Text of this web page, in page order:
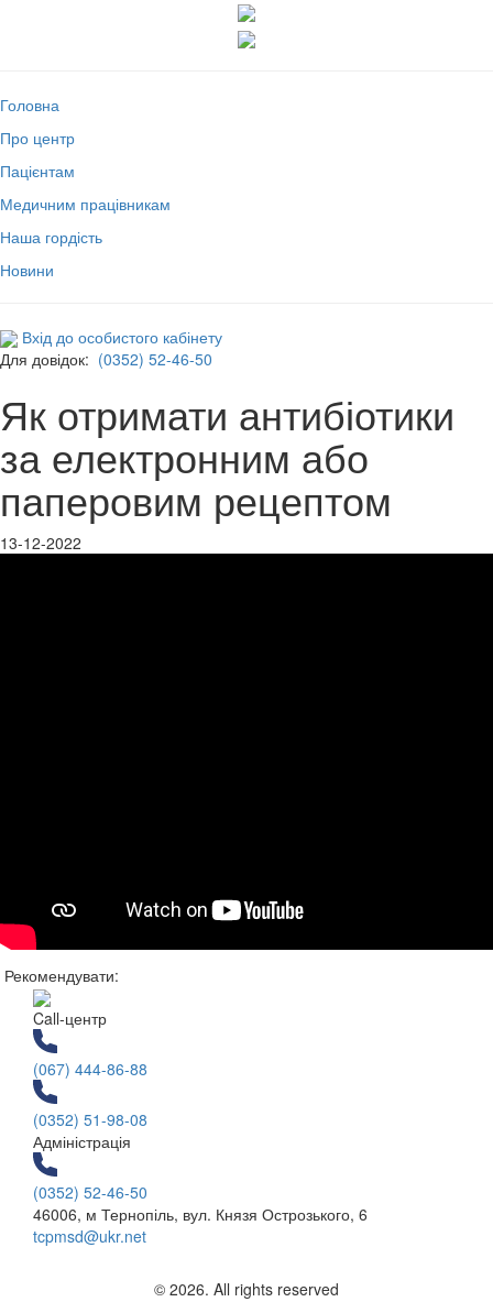
Головна
Про центр
Пацієнтам
Медичним працівникам
Наша гордість
Новини
Вхід до особистого кабінету
Для довідок: (0352) 52-46-50
Як отримати антибіотики
за електронним або
паперовим рецептом
13-12-2022
Рекомендувати:
Call-центр
(067) 444-86-88
(0352) 51-98-08
Адміністрація
(0352) 52-46-50
46006, м Тернопіль, вул. Князя Острозького, 6
tcpmsd@ukr.net
© 2026. All rights reserved